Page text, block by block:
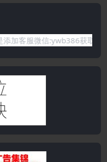
工单或是添加客服微信